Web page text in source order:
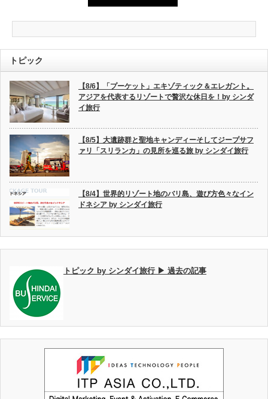
トピック
【8/6】「プーケット」エキゾティック＆エレガント。
アジアを代表するリゾートで贅沢な休日を！by シンダ
イ旅行
【8/5】大遺跡群と聖地キャンディーそしてジープサフ
ァリ「スリランカ」の見所を巡る旅 by シンダイ旅行
【8/4】世界的リゾート地のバリ島、遊び方色々なイン
ドネシア by シンダイ旅行
トピック by シンダイ旅行 ▶ 過去の記事